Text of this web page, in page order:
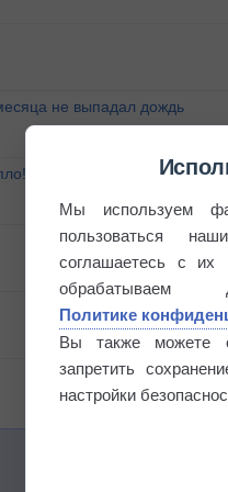
не выпадал дождь
Мы используем
пользоваться
соглашаетесь с их
Политике
Вы также можете
запретить
настройки